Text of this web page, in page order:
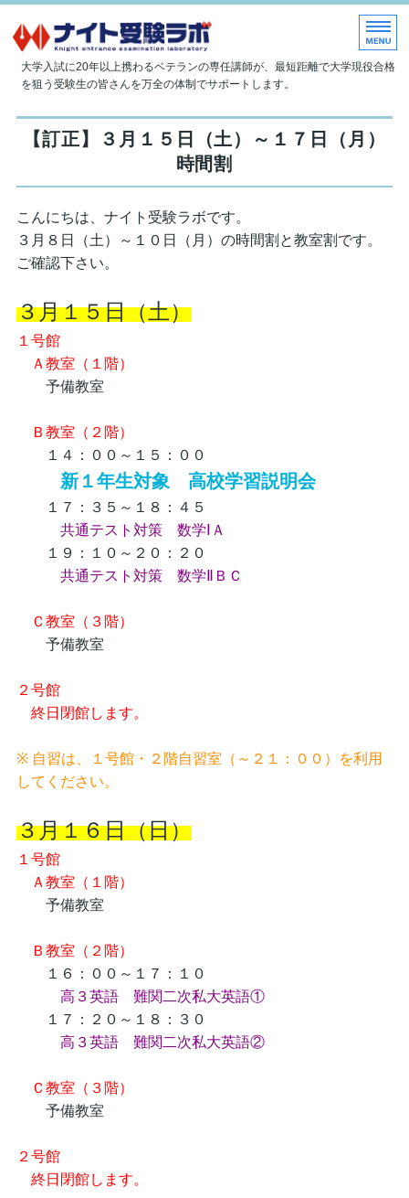
大学現役合格指導塾 ナイト
大学入試に20年以上携わるベテランの専任講師が、最短距離で大学現役合格
を狙う受験生の皆さんを万全の体制でサポートします。
ホーム
入塾のご案内
お問い合わせ
【訂正】３月１５日（土）～１７日（月）
時間割
こんにちは、ナイト受験ラボです。
３月８日（土）～１０日（月）の時間割と教室割です。
ご確認下さい。
３月１５日（土）
１号館
Ａ教室（１階）
予備教室
Ｂ教室（２階）
１４：００～１５：００
新１年生対象 高校学習説明会
１７：３５～１８：４５
共通テスト対策 数学ⅠＡ
１９：１０～２０：２０
共通テスト対策 数学ⅡＢＣ
Ｃ教室（３階）
予備教室
２号館
終日閉館します。
※ 自習は、１号館・２階自習室（～２１：００）を利用
してください。
３月１６日（日）
１号館
Ａ教室（１階）
予備教室
Ｂ教室（２階）
１６：００～１７：１０
高３英語 難関二次私大英語①
１７：２０～１８：３０
高３英語 難関二次私大英語②
Ｃ教室（３階）
予備教室
２号館
終日閉館します。